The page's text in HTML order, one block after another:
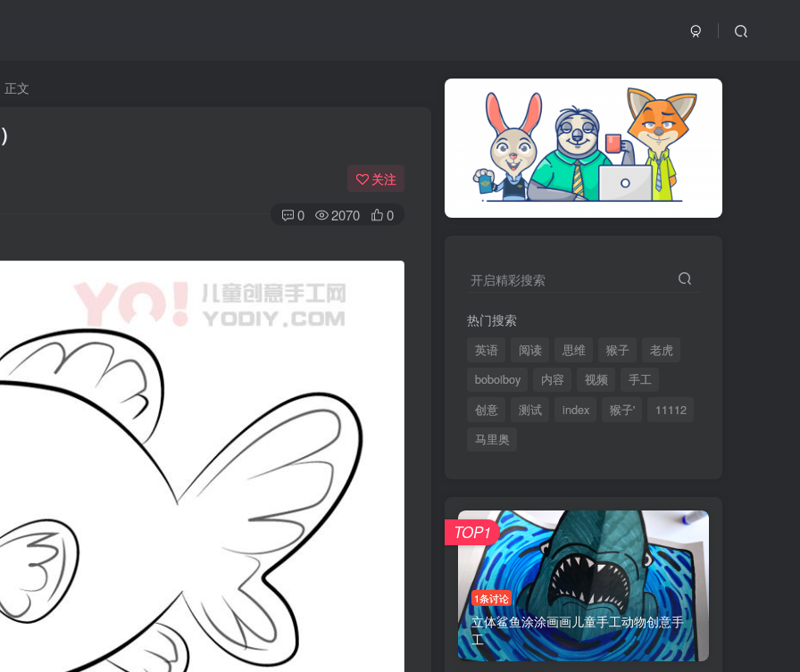
正文
关注
0 2070 0
开启精彩搜索
热门搜索
英语 阅读 思维 猴子
老虎
boboiboy
内容 视频
手工
创意
测试 index 猴子'
11112
马里奥
1条讨论
立体鲨鱼涂涂画画儿童手工动物创意手
工
TOP1